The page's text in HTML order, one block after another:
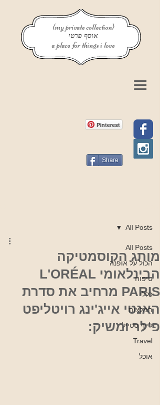
{my private collection}
אוסף פרטי
a place for things i love
Pinterest
Share
All Posts
הכול על אופנה
טיפוח
כללי
המלצות
לייף סטייל
Travel
אוכל
All Posts
מותג הקוסמטיקה
הבינלאומי L'ORÉAL
PARIS מרחיב את סדרת
האנטי אייג'ינג רויטליפט
פילר ומשיק: